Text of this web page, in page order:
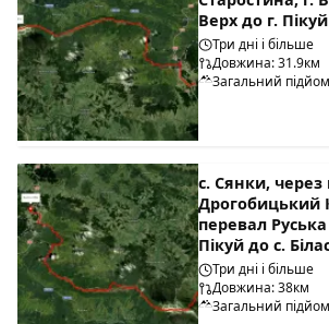
Верх до г. Пікуй
Три дні і більше
Довжина: 31.9км
Загальний
с. Сянки, через
Дрогобицький
перевал
Пікуй до с.
Три дні і більше
Довжина: 38км
Загальний